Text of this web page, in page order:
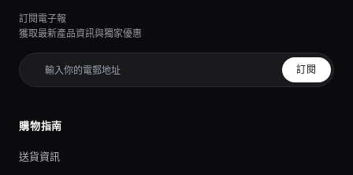
訂閱電子報
獲取最新產品資訊與獨家優惠
訂閱
購物指南
送貨資訊